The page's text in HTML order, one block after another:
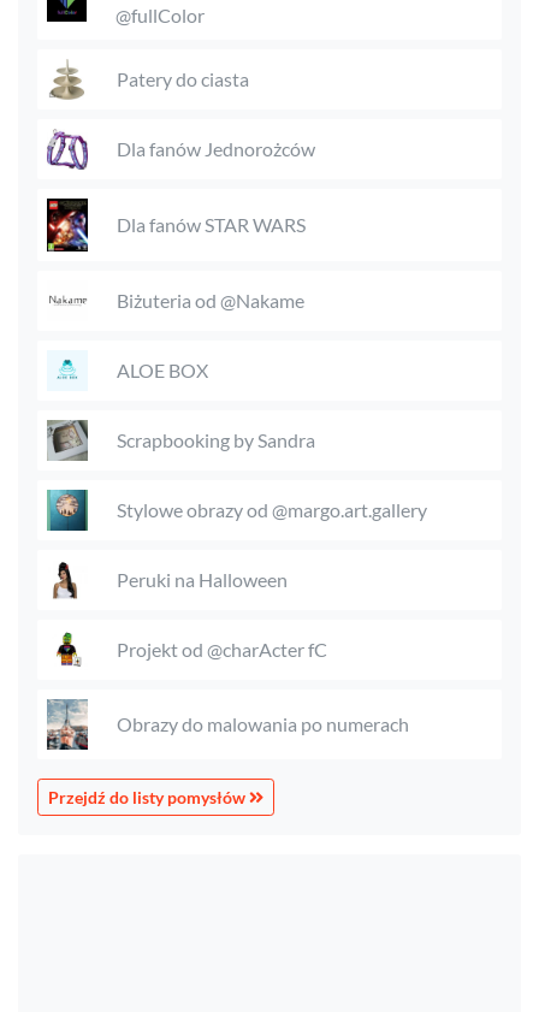
@fullColor
Patery do ciasta
Dla fanów Jednorożców
Dla fanów STAR WARS
Biżuteria od @Nakame
ALOE BOX
Scrapbooking by Sandra
Stylowe obrazy od @margo.art.gallery
Peruki na Halloween
Projekt od @charActer fC
Obrazy do malowania po numerach
Przejdź do listy pomysłów